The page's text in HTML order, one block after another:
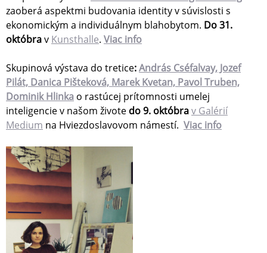
zaoberá aspektmi budovania identity v súvislosti s
ekonomickým a individuálnym blahobytom. Do 31.
októbrav Kunsthalle. Viac info
Skupinová výstava do tretice:András Cséfalvay, Jozef
Pilát, Danica Pišteková, Marek Kvetan, Pavol Truben,
Dominik Hlinka o rastúcej prítomnosti umelej
inteligencie v našom živote do 9. októbrav Galérií
Medium na Hviezdoslavovom námestí. Viac info